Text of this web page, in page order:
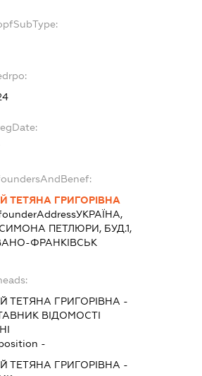
ТЕТЯНА ГРИГОРІВНА
УКРАЇНА,
ПЕТЛЮРИ, БУД.1,
ФРАНКІВСЬК
ТЕТЯНА ГРИГОРІВНА -
ВІДОМОСТІ
-
ТЕТЯНА ГРИГОРІВНА -